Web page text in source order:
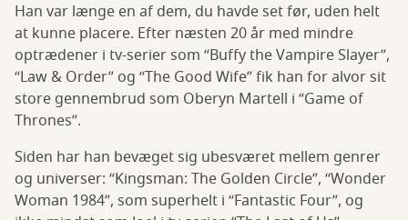
Han var længe en af dem, du havde set før, uden helt
at kunne placere. Efter næsten 20 år med mindre
optrædener i tv-serier som “Buffy the Vampire Slayer”,
“Law & Order” og “The Good Wife” fik han for alvor sit
store gennembrud som Oberyn Martell i “Game of
Thrones”.
Siden har han bevæget sig ubesværet mellem genrer
og universer: “Kingsman: The Golden Circle”, “Wonder
Woman 1984”, som superhelt i “Fantastic Four”, og